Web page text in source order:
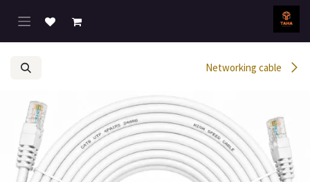
تخطي للذهاب إلى المحتوى